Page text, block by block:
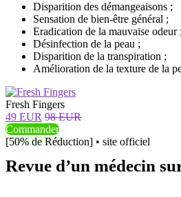
Disparition des démangeaisons ;
Sensation de bien-être général ;
Eradication de la mauvaise odeur ;
Désinfection de la peau ;
Disparition de la transpiration ;
Amélioration de la texture de la
Fresh Fingers
49 EUR 98 EUR
Commander
[50% de Réduction] • site officiel
Revue d’un médecin